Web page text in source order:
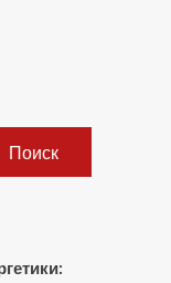
Поиск